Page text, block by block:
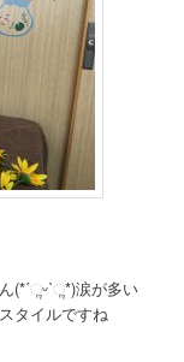
ん(*ˊૢᵕˋૢ*)涙が多い
タイルですね